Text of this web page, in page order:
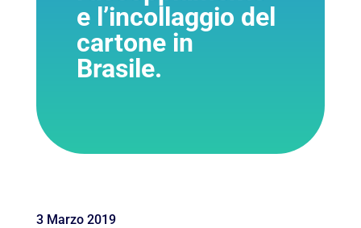
e l’incollaggio del
cartone in
Brasile.
3 Marzo 2019